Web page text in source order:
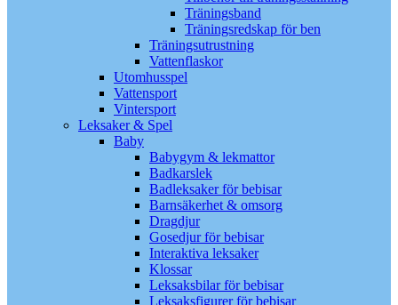
Träningsband
Träningsredskap för ben
Träningsutrustning
Vattenflaskor
Utomhusspel
Vattensport
Vintersport
Leksaker & Spel
Baby
Babygym & lekmattor
Badkarslek
Badleksaker för bebisar
Barnsäkerhet & omsorg
Dragdjur
Gosedjur för bebisar
Interaktiva leksaker
Klossar
Leksaksbilar för bebisar
Leksaksfigurer för bebisar